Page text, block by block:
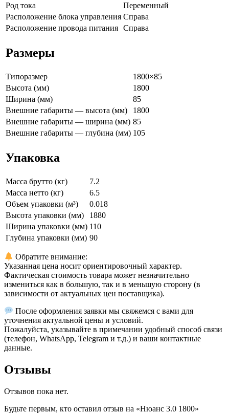
Род тока
Переменный
Расположение блока управления Справа
Расположение провода питания Справа
Размеры
Типоразмер
1800×85
Высота (мм)
1800
Ширина (мм)
85
Внешние габариты — высота (мм)
1800
Внешние габариты — ширина (мм) 85
Внешние габариты — глубина (мм) 105
Упаковка
Масса брутто (кг)
7.2
Масса нетто (кг)
6.5
Объем упаковки (м³)
0.018
Высота упаковки (мм)
1880
Ширина упаковки (мм) 110
Глубина упаковки (мм) 90
Обратите внимание:
Указанная цена носит ориентировочный характер.
Фактическая стоимость товара может незначительно
измениться как в большую, так и в меньшую сторону (в
зависимости от актуальных цен поставщика).
После оформления заявки мы свяжемся с вами для
уточнения актуальной цены и условий.
Пожалуйста, указывайте в примечании удобный способ связи
(телефон, WhatsApp, Telegram и т.д.) и ваши контактные
данные.
Отзывы
Отзывов пока нет.
Будьте первым, кто оставил отзыв на «Нюанс 3.0 1800»